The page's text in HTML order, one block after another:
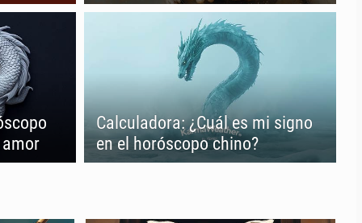
Calculadora: ¿Cuál es mi signo
en el horóscopo chino?